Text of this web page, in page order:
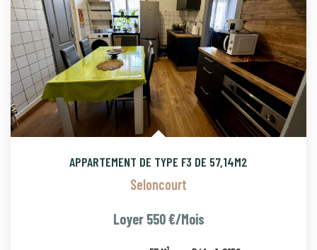
APPARTEMENT DE TYPE F3 DE 57,14M2
Seloncourt
Loyer 550 €/mois